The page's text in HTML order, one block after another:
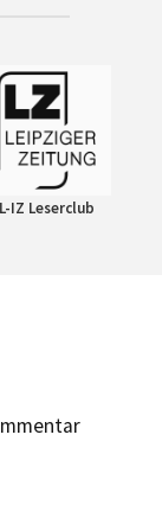
L-IZ Leserclub